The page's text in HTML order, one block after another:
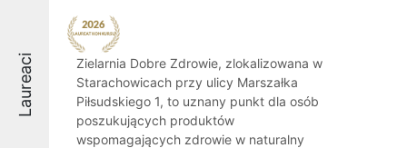
Laureaci
Zielarnia Dobre Zdrowie, zlokalizowana w
Starachowicach przy ulicy Marszałka
Piłsudskiego 1, to uznany punkt dla osób
poszukujących produktów
wspomagających zdrowie w naturalny